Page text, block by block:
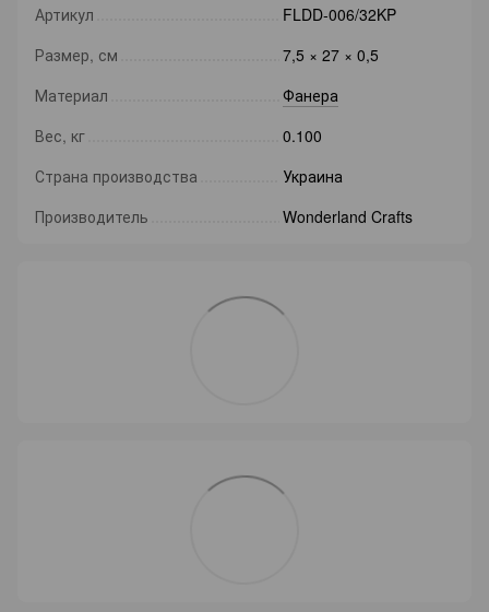
Артикул
FLDD-006/32KP
Размер, см
7,5 × 27 × 0,5
Материал
Фанера
Вес, кг
0.100
Страна производства
Украина
Производитель
Wonderland Crafts